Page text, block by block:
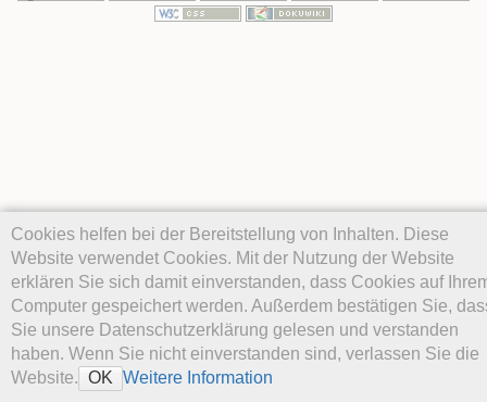
Cookies helfen bei der Bereitstellung von Inhalten. Diese
Website verwendet Cookies. Mit der Nutzung der Website
erklären Sie sich damit einverstanden, dass Cookies auf
Computer gespeichert werden. Außerdem bestätigen Sie,
Sie unsere Datenschutzerklärung gelesen und verstanden
haben. Wenn Sie nicht einverstanden sind, verlassen Sie die
Website. OK Weitere Information